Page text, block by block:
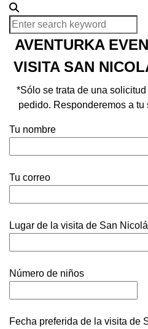
AVENTURKA
VISITA SAN
*Sólo se trata de una
pedido. Responderemos a
Tu nombre
Tu correo
Lugar de la visita de San
Número de niños
Fecha preferida de la visita de